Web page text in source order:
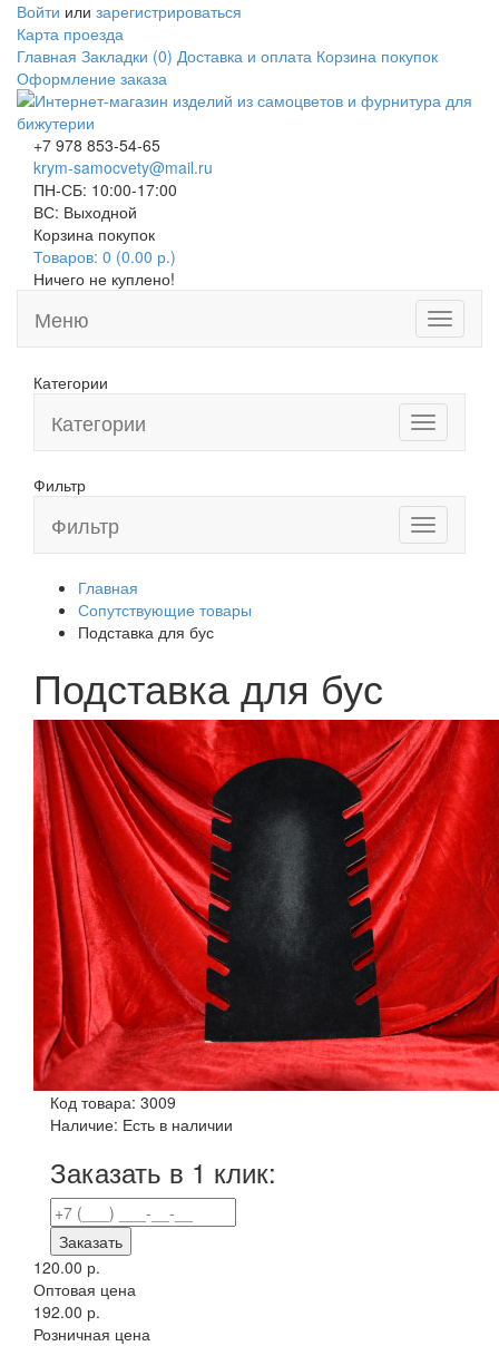
Войти или зарегистрироваться
Карта проезда
Главная Закладки (0) Доставка и оплата Корзина покупок
Оформление заказа
+7 978 853-54-65
krym-samocvety@mail.ru
ПН-СБ: 10:00-17:00
ВС: Выходной
Корзина покупок
Товаров: 0 (0.00 р.)
Ничего не куплено!
Toggle
Меню
Категории
Toggle
navigation
Категории
Фильтр
Toggle
navigation
Фильтр
Главная
Сопутствующие товары
Подставка для бус
Подставка для бус
Код товара: 3009
Наличие: Есть в наличии
Заказать в 1 клик:
Заказать
120.00 р.
Оптовая цена
192.00 р.
Розничная цена